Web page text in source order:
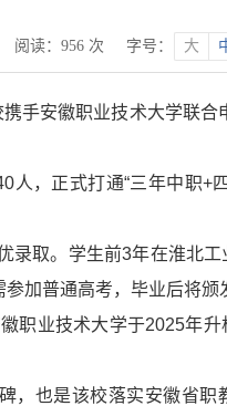
阅读： 956 次 字号： 大
手安徽职业技术大学联合
，正式打通“三年中职+
录取。学生前3年在淮北
加普通高考，毕业后将颁
职业技术大学于2025年
，也是该校落实安徽省职